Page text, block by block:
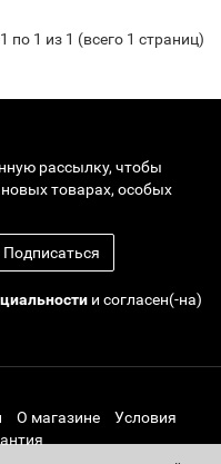
по 1 из 1 (всего 1 страниц)
рассылку, чтобы
товарах, особых
Подписаться
и согласен(-на)
О магазине
Условия